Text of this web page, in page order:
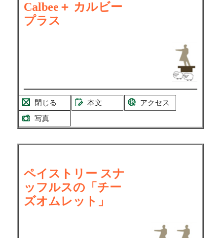
Calbee＋ カルビー
プラス
閉じる 本文
アクセス
写真
ペイストリー スナ
ッフルスの「チー
ズオムレット」